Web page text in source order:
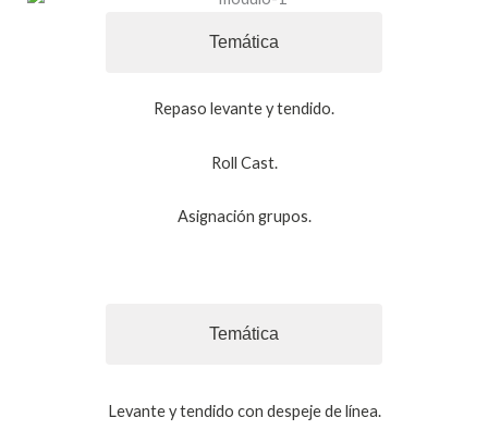
Temática
Repaso levante y tendido.
Roll Cast.
Asignación grupos.
Temática
Levante y tendido con despeje de línea.